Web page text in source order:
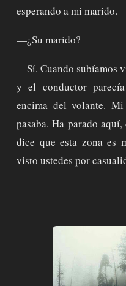
esperando a mi marido.
—¿Su marido?
—Sí. Cuando subíamos
y el conductor
encima del volante.
pasaba. Ha parado
dice que esta zona es
visto ustedes por